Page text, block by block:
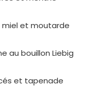
miel et moutarde
au bouillon Liebig
et tapenade